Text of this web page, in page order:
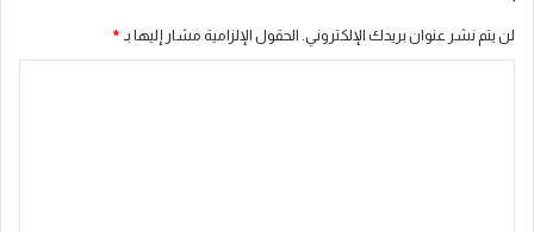
لن يتم نشر عنوان بريدك الإلكتروني. الحقول الإلزامية مشار إليها بـ *